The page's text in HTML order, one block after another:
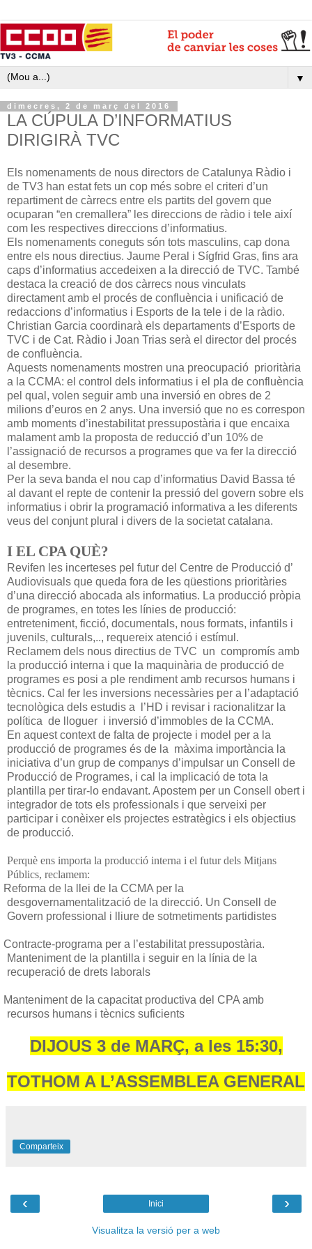
▼
dimecres, 2 de març del 2016
LA CÚPULA D’INFORMATIUS
DIRIGIRÀ TVC
Els nomenaments de nous directors de Catalunya Ràdio i
de TV3 han estat fets un cop més sobre el criteri d’un
repartiment de càrrecs entre els partits del govern que
ocuparan “en cremallera” les direccions de ràdio i tele així
com les respectives direccions d’informatius.
Els nomenaments coneguts són tots masculins, cap dona
entre els nous directius. Jaume Peral i Sígfrid Gras, fins ara
caps d’informatius accedeixen a la direcció de TVC. També
destaca la creació de dos càrrecs nous vinculats
directament amb el procés de confluència i unificació de
redaccions d’informatius i Esports de la tele i de la ràdio.
Christian Garcia coordinarà els departaments d’Esports de
TVC i de Cat. Ràdio i Joan Trias serà el director del procés
de confluència.
Aquests nomenaments mostren una preocupació prioritària
a la CCMA: el control dels informatius i el pla de confluència
pel qual, volen seguir amb una inversió en obres de 2
milions d’euros en 2 anys. Una inversió que no es correspon
amb moments d’inestabilitat pressupostària i que encaixa
malament amb la proposta de reducció d’un 10% de
l’assignació de recursos a programes que va fer la direcció
al desembre.
Per la seva banda el nou cap d’informatius David Bassa té
al davant el repte de contenir la pressió del govern sobre els
informatius i obrir la programació informativa a les diferents
veus del conjunt plural i divers de la societat catalana.
I EL CPA QUÈ?
Revifen les incerteses pel futur del Centre de Producció d’
Audiovisuals que queda fora de les qüestions prioritàries
d’una direcció abocada als informatius. La producció pròpia
de programes, en totes les línies de producció:
entreteniment, ficció, documentals, nous formats, infantils i
juvenils, culturals,.., requereix atenció i estímul.
Reclamem dels nous directius de TVC un compromís amb
la producció interna i que la maquinària de producció de
programes es posi a ple rendiment amb recursos humans i
tècnics. Cal fer les inversions necessàries per a l’adaptació
tecnològica dels estudis a l’HD i revisar i racionalitzar la
política de lloguer i inversió d’immobles de la CCMA.
En aquest context de falta de projecte i model per a la
producció de programes és de la màxima importància la
iniciativa d’un grup de companys d’impulsar un Consell de
Producció de Programes, i cal la implicació de tota la
plantilla per tirar-lo endavant. Apostem per un Consell obert i
integrador de tots els professionals i que serveixi per
participar i conèixer els projectes estratègics i els objectius
de producció.
Perquè ens importa la producció interna i el futur dels Mitjans
Públics, reclamem:
Reforma de la llei de la CCMA per la
desgovernamentalització de la direcció. Un Consell de
Govern professional i lliure de sotmetiments partidistes
Contracte-programa per a l’estabilitat pressupostària.
Manteniment de la plantilla i seguir en la línia de la
recuperació de drets laborals
Manteniment de la capacitat productiva del CPA amb
recursos humans i tècnics suficients
DIJOUS 3 de MARÇ, a les 15:30,
TOTHOM A L’ASSEMBLEA GENERAL
Comparteix
‹ ›
Inici
Visualitza la versió per a web